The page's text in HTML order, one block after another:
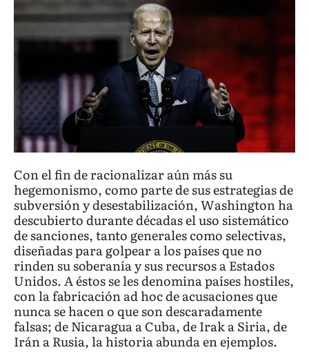
Con el fin de racionalizar aún más su
hegemonismo, como parte de sus estrategias de
subversión y desestabilización, Washington ha
descubierto durante décadas el uso sistemático
de sanciones, tanto generales como selectivas,
diseñadas para golpear a los países que no
rinden su soberanía y sus recursos a Estados
Unidos. A éstos se les denomina países hostiles,
con la fabricación ad hoc de acusaciones que
nunca se hacen o que son descaradamente
falsas; de Nicaragua a Cuba, de Irak a Siria, de
Irán a Rusia, la historia abunda en ejemplos.